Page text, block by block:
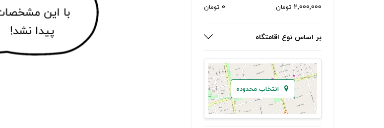
0 تومان 2,000,000 تومان
بر اساس نوع اقامتگاه
انتخاب محدوده